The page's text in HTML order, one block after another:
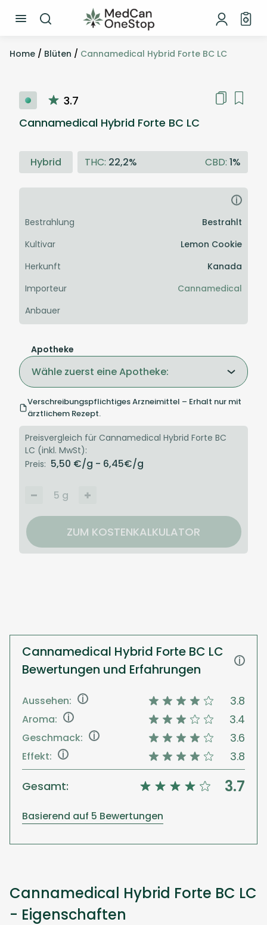
Home / Blüten / Cannamedical Hybrid Forte BC LC
3.7
Cannamedical Hybrid Forte BC LC
Hybrid THC: 22,2% CBD: 1%
i
Bestrahlung
Bestrahlt
Kultivar
Lemon Cookie
Herkunft
Kanada
Importeur
Cannamedical
Anbauer
Apotheke
Wähle zuerst eine Apotheke:
Verschreibungspflichtiges Arzneimittel – Erhalt nur mit
ärztlichem Rezept.
Preisvergleich für Cannamedical Hybrid Forte BC
LC (inkl. MwSt):
Preis: 5,50 €/g - 6,45€/g
5 g
ZUM KOSTENKALKULATOR
Cannamedical Hybrid Forte BC LC
Bewertungen und Erfahrungen
i
Aussehen: i 3.8
Aroma: i 3.4
Geschmack: i 3.6
Effekt: i
3.8
Gesamt:
3.7
Basierend auf 5 Bewertungen
Cannamedical Hybrid Forte BC LC
- Eigenschaften